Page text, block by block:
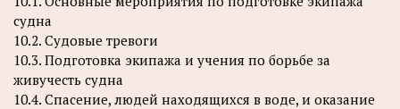
судна
10.2. Судовые тревоги
10.3. Подготовка экипажа и учения по борьбе за
живучесть судна
10.4. Спасение, людей находящихся в воде, и оказание